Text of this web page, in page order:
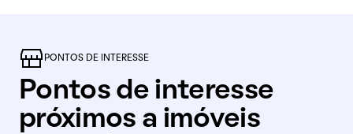
PONTOS DE INTERESSE
Pontos de interesse
próximos a imóveis